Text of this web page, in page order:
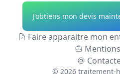
Mussey-sur-Marne
Traitement
d'Humidité en Cave
Doulaincourt-
J'obtiens mon devis
Faire apparaitre mon
© 2026 traitement-